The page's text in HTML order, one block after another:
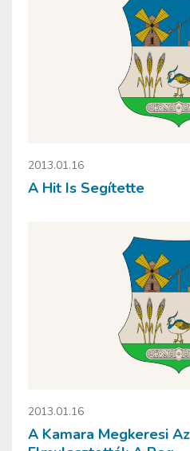
2013.01.16
A Hit Is Segítette
2013.01.16
A Kamara Megkeresi